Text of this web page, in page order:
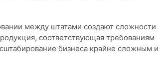
между штатами создают сложности
соответствующая требованиям
бизнеса крайне сложным и